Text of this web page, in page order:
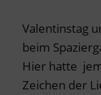
Valentinstag
beim
Hier hatte
Zeichen der